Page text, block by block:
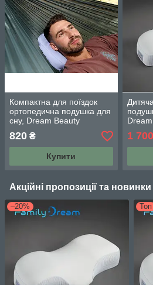
Компактна для поїздок
ортопедична подушка для
сну, Dream Beauty
820 ₴
Купити
Dream
125-
1 700
Акційні пропозиції та новинки
–20% Топ